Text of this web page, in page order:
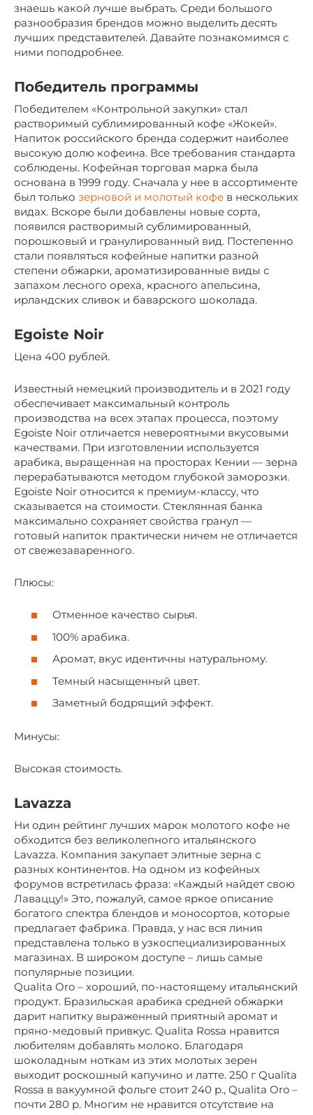
знаешь какой лучше выбрать. Среди большого
разнообразия брендов можно выделить десять
лучших представителей. Давайте познакомимся с
ними поподробнее.
Победитель программы
Победителем «Контрольной закупки» стал
растворимый сублимированный кофе «Жокей».
Напиток российского бренда содержит наиболее
высокую долю кофеина. Все требования стандарта
соблюдены. Кофейная торговая марка была
основана в 1999 году. Сначала у нее в ассортименте
был только зерновой и молотый кофе в нескольких
видах. Вскоре были добавлены новые сорта,
появился растворимый сублимированный,
порошковый и гранулированный вид. Постепенно
стали появляться кофейные напитки разной
степени обжарки, ароматизированные виды с
запахом лесного ореха, красного апельсина,
ирландских сливок и баварского шоколада.
Egoiste Noir
Цена 400 рублей.
Известный немецкий производитель и в 2021 году
обеспечивает максимальный контроль
производства на всех этапах процесса, поэтому
Egoiste Noir отличается невероятными вкусовыми
качествами. При изготовлении используется
арабика, выращенная на просторах Кении — зерна
перерабатываются методом глубокой заморозки.
Egoiste Noir относится к премиум-классу, что
сказывается на стоимости. Стеклянная банка
максимально сохраняет свойства гранул —
готовый напиток практически ничем не отличается
от свежезаваренного.
Плюсы:
Отменное качество сырья.
100% арабика.
Аромат, вкус идентичны натуральному.
Темный насыщенный цвет.
Заметный бодрящий эффект.
Минусы:
Высокая стоимость.
Lavazza
Ни один рейтинг лучших марок молотого кофе не
обходится без великолепного итальянского
Lavazza. Компания закупает элитные зерна с
разных континентов. На одном из кофейных
форумов встретилась фраза: «Каждый найдет свою
Лаваццу!» Это, пожалуй, самое яркое описание
богатого спектра блендов и моносортов, которые
предлагает фабрика. Правда, у нас вся линия
представлена только в узкоспециализированных
магазинах. В широком доступе – лишь самые
популярные позиции.
Qualita Oro – хороший, по-настоящему итальянский
продукт. Бразильская арабика средней обжарки
дарит напитку выраженный приятный аромат и
пряно-медовый привкус. Qualita Rossa нравится
любителям добавлять молоко. Благодаря
шоколадным ноткам из этих молотых зерен
выходит роскошный капучино и латте. 250 г Qualita
Rossa в вакуумной фольге стоит 240 р., Qualita Oro –
почти 280 р. Многим не нравится отсутствие на